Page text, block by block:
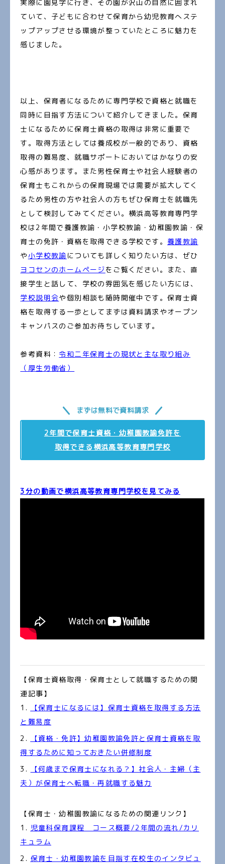
実際に園見学に行き、その園が沢山の自然に囲まれ
ていて、子どもに合わせて保育から幼児教育へステ
ップアップさせる環境が整っていたところに魅力を
感じました。
以上、保育者になるために専門学校で資格と就職を
同時に目指す方法について紹介してきました。保育
士になるために保育士資格の取得は非常に重要で
す。取得方法としては養成校が一般的であり、資格
取得の難易度、就職サポートにおいてはかなりの安
心感があります。また男性保育士や社会人経験者の
保育士もこれからの保育現場では需要が拡大してく
るため男性の方や社会人の方もぜひ保育士を就職先
として検討してみてください。横浜高等教育専門学
校は2年間で養護教諭・小学校教諭・幼稚園教諭・保
育士の免許・資格を取得できる学校です。 養護教諭
や小学校教諭 についても詳しく知りたい方は、ぜひ
ヨコセンのホームページをご覧ください。また、直
接学生と話して、学校の雰囲気を感じたい方には、
学校説明会や個別相談も随時開催中です。保育士資
格を取得する一歩としてまずは資料請求やオープン
キャンパスのご参加お待ちしています。
参考資料：令和二年保育士の現状と主な取り組み
（厚生労働省）
まずは無料で資料請求
2年間で保育士資格・幼稚園教諭免許を
取得できる横浜高等教育専門学校
3分の動画で横浜高等教育専門学校を見てみる
【保育士資格取得・保育士として就職するための関
連記事】
【保育士になるには】保育士資格を取得する方法
と難易度
【資格・免許】幼稚園教諭免許と保育士資格を取
得するために知っておきたい併修制度
【何歳まで保育士になれる？】社会人・主婦（主
夫）が保育士へ転職・再就職する魅力
【保育士・幼稚園教諭になるための関連リンク】
児童科保育課程 コース概要/2年間の流れ/カリ
キュラム
保育士・幼稚園教諭を目指す在校生のインタビュ